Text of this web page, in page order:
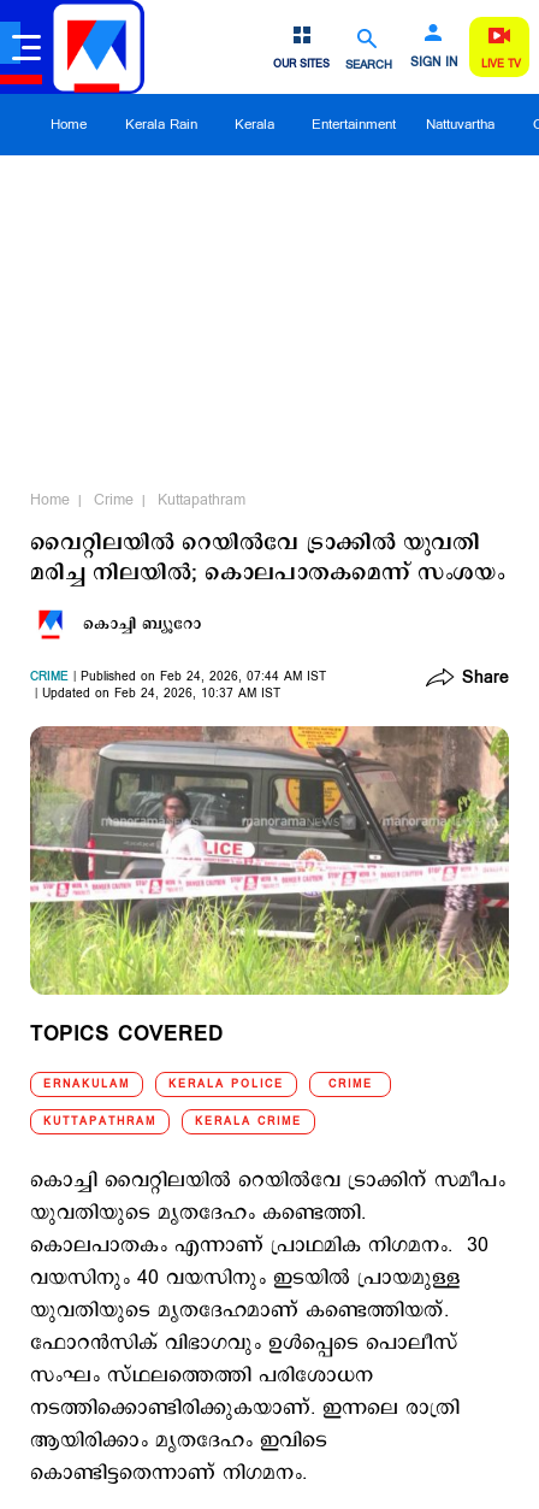
SEARCH SIGN IN
OUR SITES LIVE TV
Home Kerala Rain Kerala Entertainment Nattuvartha
Home Crime Kuttapathram
വൈറ്റിലയിൽ റെയിൽവേ ട്രാക്കില്‍ യുവതി
മരിച്ച നിലയിൽ; കൊലപാതകമെന്ന് സംശയം
കൊച്ചി ബ്യൂറോ
CRIME
Published on Feb 24, 2026, 07:44 AM IST
Updated on Feb 24, 2026, 10:37 AM IST
Share
TOPICS COVERED
ERNAKULAM KERALA POLICE CRIME
KUTTAPATHRAM KERALA CRIME
കൊച്ചി വൈറ്റിലയിൽ റെയിൽവേ ട്രാക്കിന് സമീപം
യുവതിയുടെ മൃതദേഹം കണ്ടെത്തി.
കൊലപാതകം എന്നാണ് പ്രാഥമിക നിഗമനം. 30
വയസിനും 40 വയസിനും ഇടയിൽ പ്രായമുള്ള
യുവതിയുടെ മൃതദേഹമാണ് കണ്ടെത്തിയത്.
ഫോറൻസിക് വിഭാഗവും ഉൾപ്പെടെ പൊലീസ്
സംഘം സ്ഥലത്തെത്തി പരിശോധന
നടത്തിക്കൊണ്ടിരിക്കുകയാണ്. ഇന്നലെ രാത്രി
ആയിരിക്കാം മൃതദേഹം ഇവിടെ
കൊണ്ടിട്ടതെന്നാണ് നിഗമനം.